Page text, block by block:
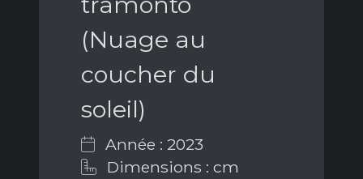
(Nuage au
coucher du
soleil)
Année : 2023
Dimensions : cm